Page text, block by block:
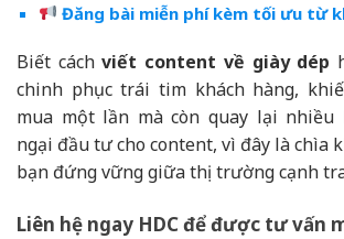
Đăng bài miễn phí kèm tối ưu từ
Biết cáchviết content về giày dép
chinh phục trái tim khách hàng,
mua một lần mà còn quay lại nhiều
ngại đầu tư cho content, vì đây là chìa
bạn đứng vững giữa thị trường cạnh
Liên hệ ngay HDC để được tư vấn